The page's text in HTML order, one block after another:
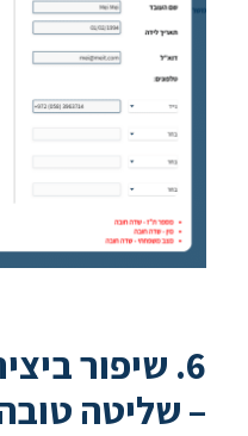
6. שיפור
– שליטה